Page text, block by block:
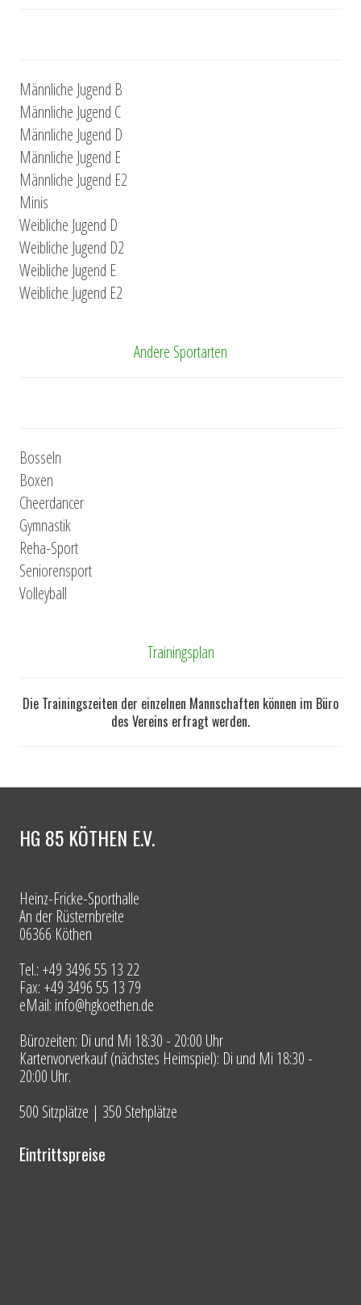
Männliche Jugend B
Männliche Jugend C
Männliche Jugend D
Männliche Jugend E
Männliche Jugend E2
Minis
Weibliche Jugend D
Weibliche Jugend D2
Weibliche Jugend E
Weibliche Jugend E2
Andere Sportarten
Bosseln
Boxen
Cheerdancer
Gymnastik
Reha-Sport
Seniorensport
Volleyball
Trainingsplan
Die Trainingszeiten der einzelnen Mannschaften können im Büro
des Vereins erfragt werden.
HG 85 KÖTHEN E.V.
Heinz-Fricke-Sporthalle
An der Rüsternbreite
06366 Köthen
Tel.: +49 3496 55 13 22
Fax: +49 3496 55 13 79
eMail: info@hgkoethen.de
Bürozeiten: Di und Mi 18:30 - 20:00 Uhr
Kartenvorverkauf (nächstes Heimspiel): Di und Mi 18:30 -
20:00 Uhr.
500 Sitzplätze | 350 Stehplätze
Eintrittspreise